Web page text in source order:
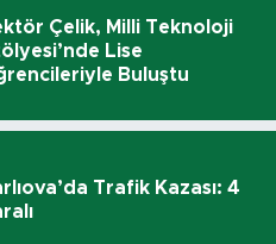
Çelik, Milli Teknoloji
Lise
Buluştu
Trafik Kazası: 4